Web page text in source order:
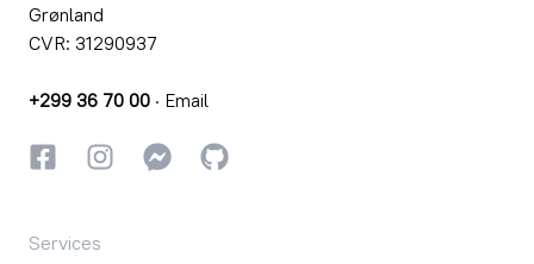
Grønland
CVR: 31290937
+299 36 70 00 · Email
FacebookInstagramInstagram
GitHub
Services